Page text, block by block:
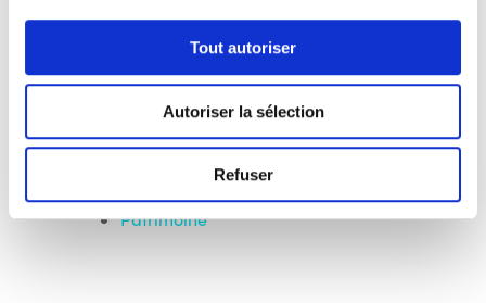
Tout autoriser
Autoriser la sélection
Refuser
LIENS AVEC LES
AUTRES
THÉMATIQUES
Patrimoine